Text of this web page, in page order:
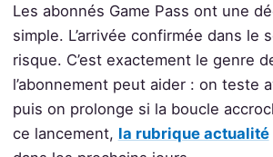
Les abonnés Game Pass ont une
simple. L’arrivée confirmée dans le
risque. C’est exactement le genre
l’abonnement peut aider : on teste
puis on prolonge si la boucle
ce lancement, la rubrique actualité